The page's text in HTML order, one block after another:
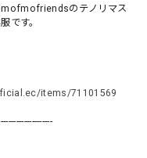
mofmofriendsのテノリマス
です。
items/71101569